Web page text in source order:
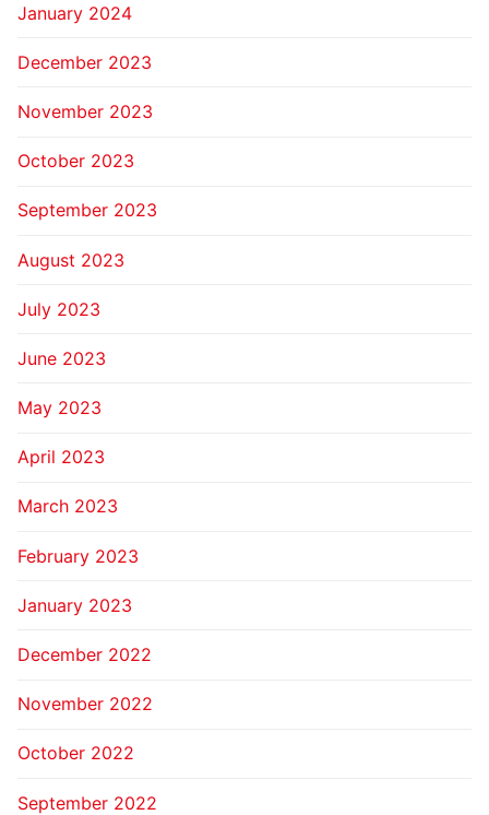
January 2024
December 2023
November 2023
October 2023
September 2023
August 2023
July 2023
June 2023
May 2023
April 2023
March 2023
February 2023
January 2023
December 2022
November 2022
October 2022
September 2022